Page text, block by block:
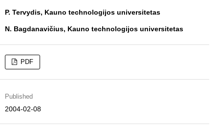
P. Tervydis, Kauno technologijos universitetas
N. Bagdanavičius, Kauno technologijos universitetas
PDF
Published
2004-02-08